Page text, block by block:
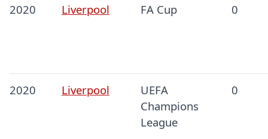
2020 Liverpool FA Cup 0
2020 Liverpool
UEFA
Champions
League
0